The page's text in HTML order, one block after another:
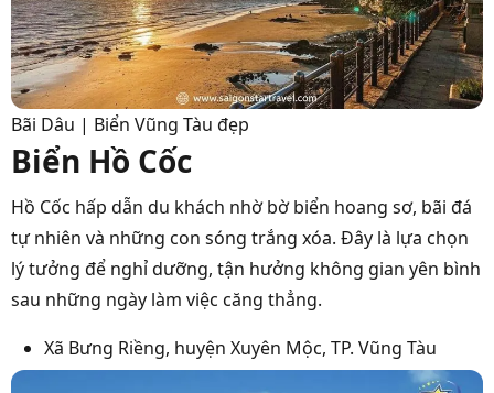
Bãi Dâu | Biển Vũng Tàu đẹp
Biển Hồ Cốc
Hồ Cốc hấp dẫn du khách nhờ bờ biển hoang sơ, bãi đá
tự nhiên và những con sóng trắng xóa. Đây là lựa chọn
lý tưởng để nghỉ dưỡng, tận hưởng không gian yên bình
sau những ngày làm việc căng thẳng.
Xã Bưng Riềng, huyện Xuyên Mộc, TP. Vũng Tàu